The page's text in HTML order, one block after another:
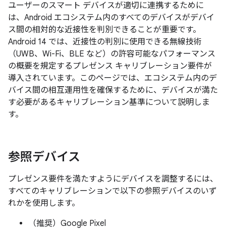
ユーザーのスマート デバイスが適切に連携するために
は、Android エコシステム内のすべてのデバイスがデバイ
ス間の相対的な近接性を判別できることが重要です。
Android 14 では、近接性の判別に使用できる無線技術
（UWB、Wi-Fi、BLE など）の許容可能なパフォーマンス
の概要を規定するプレゼンス キャリブレーション要件が
導入されています。このページでは、エコシステム内のデ
バイス間の相互運用性を確保するために、デバイスが満た
す必要があるキャリブレーション基準について説明しま
す。
参照デバイス
プレゼンス要件を満たすようにデバイスを調整するには、
すべてのキャリブレーションで以下の参照デバイスのいず
れかを使用します。
（推奨）Google Pixel